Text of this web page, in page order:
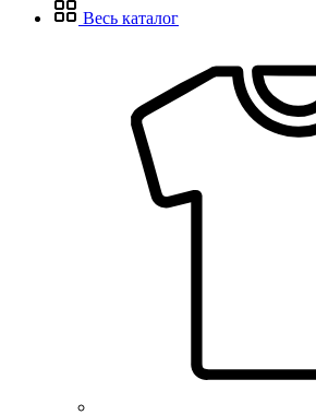
Весь каталог